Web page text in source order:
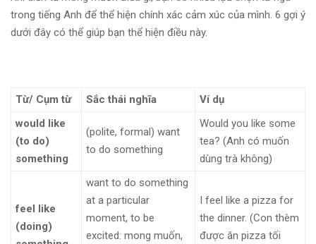
trong tiếng Anh để thể hiện chính xác cảm xúc của mình. 6 gợi ý
dưới đây có thể giúp bạn thể hiện điều này.
Từ/ Cụm từ Sắc thái nghĩa
Ví dụ
would like
(to do)
something
(polite, formal) want
to do something
Would you like some
tea? (Anh có muốn
dùng trà không)
feel like
(doing)
want to do something
at a particular
moment, to be
excited: mong muốn,
I feel like a pizza for
the dinner. (Con thèm
được ăn pizza tối